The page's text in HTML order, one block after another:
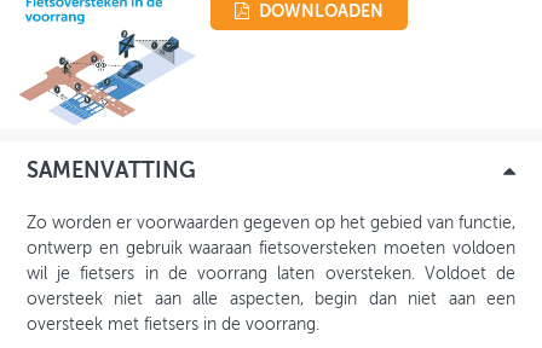
DOWNLOADEN
SAMENVATTING
Zo worden er voorwaarden gegeven op het gebied van functie,
ontwerp en gebruik waaraan fietsoversteken moeten voldoen
wil je fietsers in de voorrang laten oversteken. Voldoet de
oversteek niet aan alle aspecten, begin dan niet aan een
oversteek met fietsers in de voorrang.